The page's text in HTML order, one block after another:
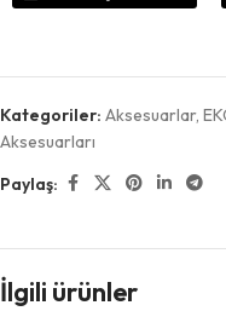
Kategoriler: Aksesuarlar,
Aksesuarları
Paylaş:
İlgili ürünler